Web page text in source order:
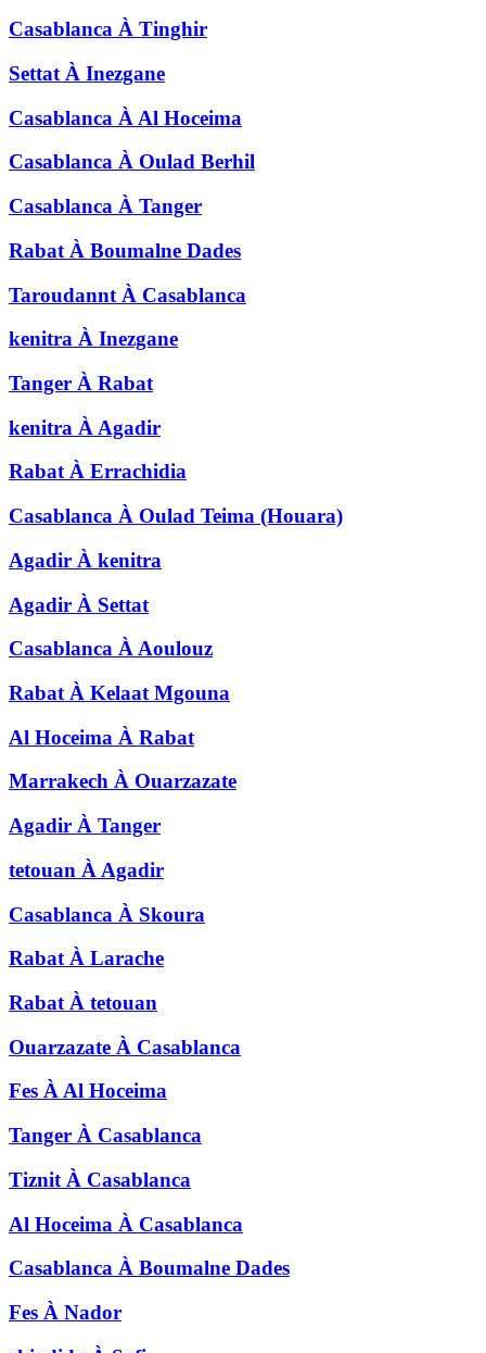
Casablanca À Tinghir
Settat À Inezgane
Casablanca À Al Hoceima
Casablanca À Oulad Berhil
Casablanca À Tanger
Rabat À Boumalne Dades
Taroudannt À Casablanca
kenitra À Inezgane
Tanger À Rabat
kenitra À Agadir
Rabat À Errachidia
Casablanca À Oulad Teima (Houara)
Agadir À kenitra
Agadir À Settat
Casablanca ÀAoulouz
Rabat À Kelaat Mgouna
Al Hoceima À Rabat
Marrakech À Ouarzazate
Agadir À Tanger
tetouan À Agadir
Casablanca À Skoura
Rabat À Larache
Rabat À tetouan
Ouarzazate À Casablanca
Fes ÀAl Hoceima
Tanger À Casablanca
Tiznit À Casablanca
Al Hoceima À Casablanca
Casablanca À Boumalne Dades
Fes À Nador